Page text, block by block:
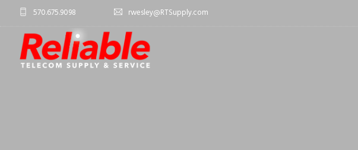
570.675.9098 rwesley@RTSupply.com